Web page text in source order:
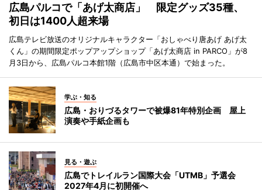
広島パルコで「あげ太商店」 限定グッズ35種、
初日は1400人超来場
広島テレビ放送のオリジナルキャラクター「おしゃべり唐あげ あげ太
くん」の期間限定ポップアップショップ「あげ太商店 in PARCO」が8
月3日から、広島パルコ本館1階（広島市中区本通）で始まった。
学ぶ・知る
広島・おりづるタワーで被爆81年特別企画 屋上
演奏や手紙企画も
見る・遊ぶ
広島でトレイルラン国際大会「UTMB」予選会
2027年4月に初開催へ